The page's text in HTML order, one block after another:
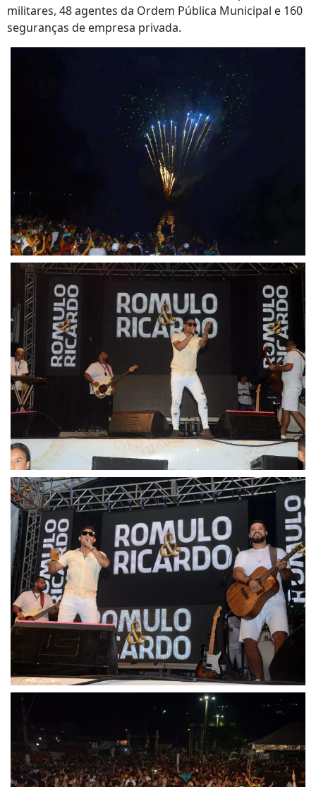
militares, 48 agentes da Ordem Pública Municipal e 160
seguranças de empresa privada.